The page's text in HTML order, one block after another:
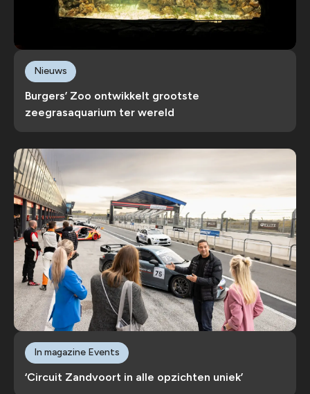
Burgers’ Zoo ontwikkelt grootste
zeegrasaquarium ter wereld
Nieuws
‘Circuit Zandvoort in alle opzichten uniek’
In magazine Events